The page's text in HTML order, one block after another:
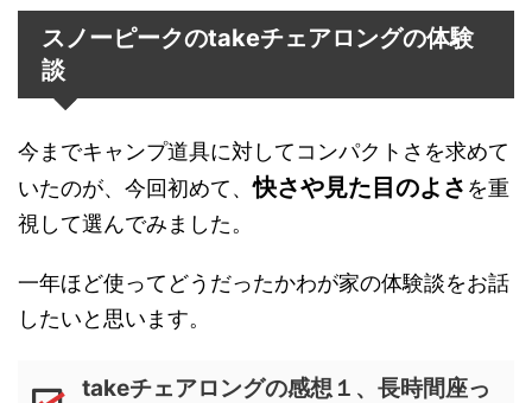
スノーピークのtakeチェアロングの体験
談
今までキャンプ道具に対してコンパクトさを求めて
いたのが、今回初めて、快さや見た目のよさ を重
視して選んでみました。
一年ほど使ってどうだったかわが家の体験談をお話
したいと思います。
takeチェアロングの感想１、長時間座っ